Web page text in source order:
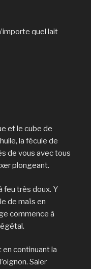
quel lait
et le cube de
la fécule de
de vous avec tous
plongeant.
feu très doux. Y
de maïs en
commence à
continuant la
Saler